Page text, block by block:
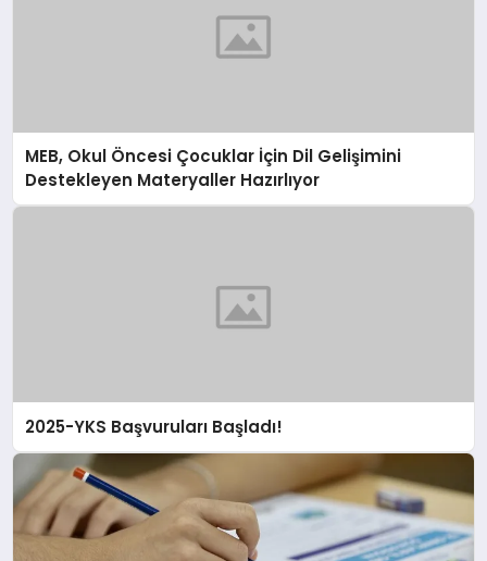
MEB, Okul Öncesi Çocuklar İçin Dil Gelişimini
Destekleyen Materyaller Hazırlıyor
2025-YKS Başvuruları Başladı!